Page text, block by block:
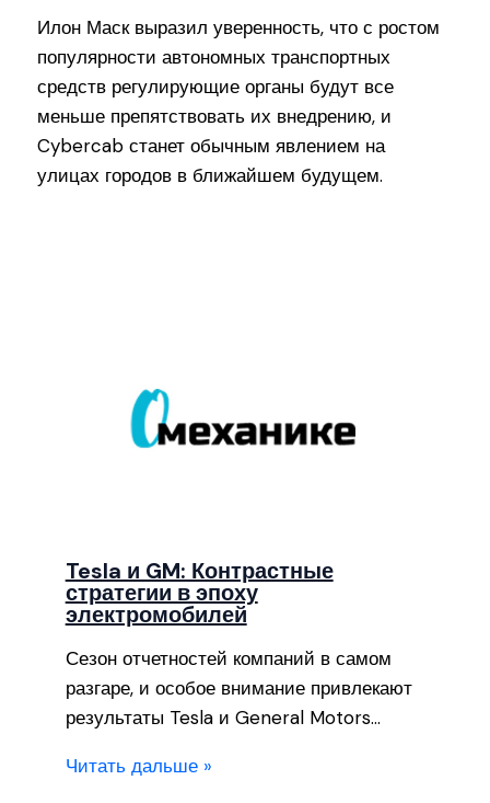
Илон Маск выразил уверенность, что с ростом
популярности автономных транспортных
средств регулирующие органы будут все
меньше препятствовать их внедрению, и
Cybercab станет обычным явлением на
улицах городов в ближайшем будущем.
Tesla и GM: Контрастные
стратегии в эпоху
электромобилей
Сезон отчетностей компаний в самом
разгаре, и особое внимание привлекают
результаты Tesla и General Motors…
Читать дальше »